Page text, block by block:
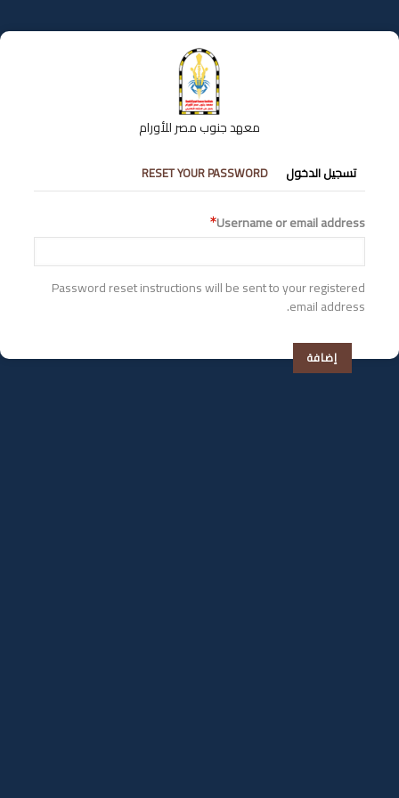
إلى
المحتوى
معهد جنوب مصر للأورام
التبويبات
الأساسية
تسجيل الدخول RESET YOUR PASSWORD
Username or email address
Password reset instructions will be sent to your registered
email address.